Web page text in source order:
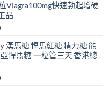
Viagra100mg快速勃起增硬
品
Current
is:
$989.00.
漢馬糖 悍馬紅糖 精力糖 能
悍馬糖 一粒管三天 香港總
Current